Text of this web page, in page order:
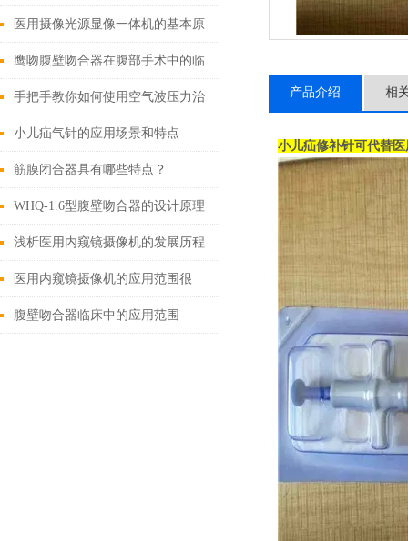
医用摄像光源显像一体机的基本原
理与构成
鹰吻腹壁吻合器在腹部手术中的临
床应用
手把手教你如何使用空气波压力治
疗仪
小儿疝气针的应用场景和特点
筋膜闭合器具有哪些特点？
WHQ-1.6型腹壁吻合器的设计原理
与应用
浅析医用内窥镜摄像机的发展历程
医用内窥镜摄像机的应用范围很
广，可以用于各种内科、外科和妇
腹壁吻合器临床中的应用范围
产品介绍 相
小儿疝修补针可代替